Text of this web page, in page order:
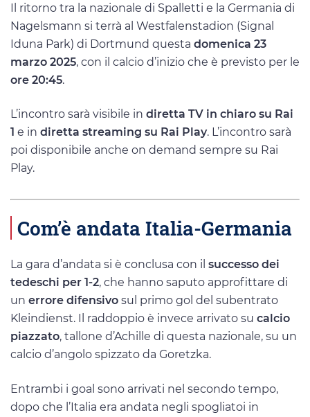
Il ritorno tra la nazionale di Spalletti e la Germania di
Nagelsmann si terrà al Westfalenstadion (Signal
Iduna Park) di Dortmund questa domenica 23
marzo 2025, con il calcio d’inizio che è previsto per le
ore 20:45.
L’incontro sarà visibile in diretta TV in chiaro su Rai
1 e in diretta streaming su Rai Play. L’incontro sarà
poi disponibile anche on demand sempre su Rai
Play.
Com’è andata Italia-Germania
La gara d’andata si è conclusa con il successo dei
tedeschi per 1-2, che hanno saputo approfittare di
un errore difensivo sul primo gol del subentrato
Kleindienst. Il raddoppio è invece arrivato su calcio
piazzato, tallone d’Achille di questa nazionale, su un
calcio d’angolo spizzato da Goretzka.
Entrambi i goal sono arrivati nel secondo tempo,
dopo che l’Italia era andata negli spogliatoi in